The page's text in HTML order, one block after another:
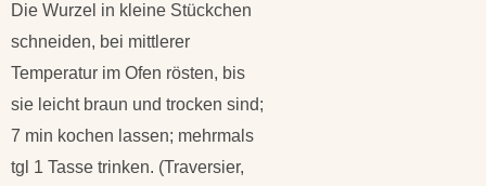
Die Wurzel in kleine Stückchen
schneiden, bei mittlerer
Temperatur im Ofen rösten, bis
sie leicht braun und trocken sind;
7 min kochen lassen; mehrmals
tgl 1 Tasse trinken. (Traversier,